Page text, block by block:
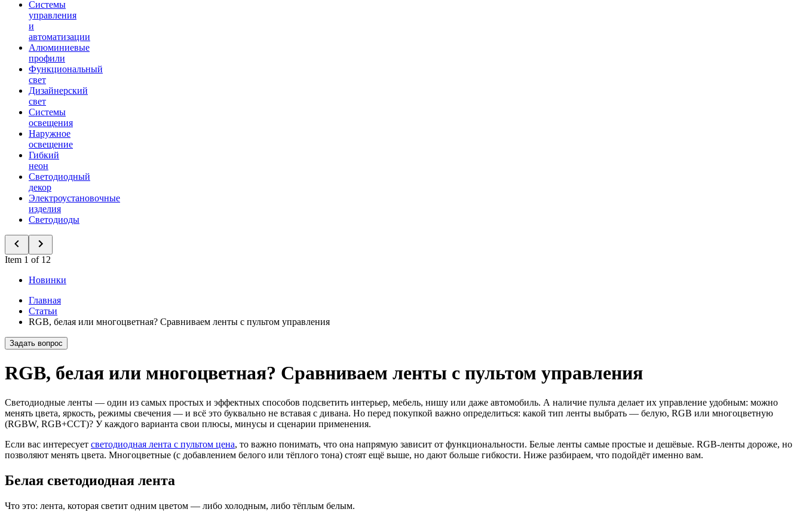
Системы
управления
и
автоматизации
Алюминиевые
профили
Функциональный
свет
Дизайнерский
свет
Системы
освещения
Наружное
освещение
Гибкий
неон
Светодиодный
декор
Электроустановочные
изделия
Светодиоды
Item 1 of 12
Новинки
Главная
Статьи
RGB, белая или многоцветная? Сравниваем ленты с пультом управления
Задать вопрос
RGB, белая или многоцветная? Сравниваем ленты с пультом управления
Светодиодные ленты — один из самых простых и эффектных способов подсветить интерьер, мебель, нишу или даже автомобиль. А наличие пульта делает их управление удобным: можно
менять цвета, яркость, режимы свечения — и всё это буквально не вставая с дивана. Но перед покупкой важно определиться: какой тип ленты выбрать — белую, RGB или многоцветную
(RGBW, RGB+CCT)? У каждого варианта свои плюсы, минусы и сценарии применения.
Если вас интересует светодиодная лента с пультом цена, то важно понимать, что она напрямую зависит от функциональности. Белые ленты самые простые и дешёвые. RGB-ленты дороже, но
позволяют менять цвета. Многоцветные (с добавлением белого или тёплого тона) стоят ещё выше, но дают больше гибкости. Ниже разбираем, что подойдёт именно вам.
Белая светодиодная лента
Что это: лента, которая светит одним цветом — либо холодным, либо тёплым белым.